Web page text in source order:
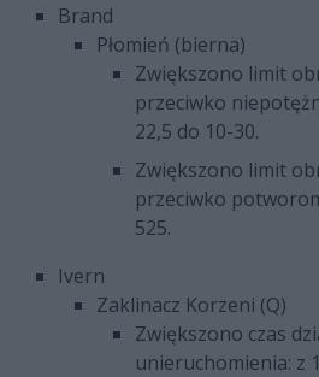
Brand
Płomień (bierna)
Zwiększono limit
przeciwko
22,5 do 10-30.
Zwiększono limit
przeciwko
525.
Ivern
Zaklinacz Korzeni (Q)
Zwiększono czas
unieruchomienia: z